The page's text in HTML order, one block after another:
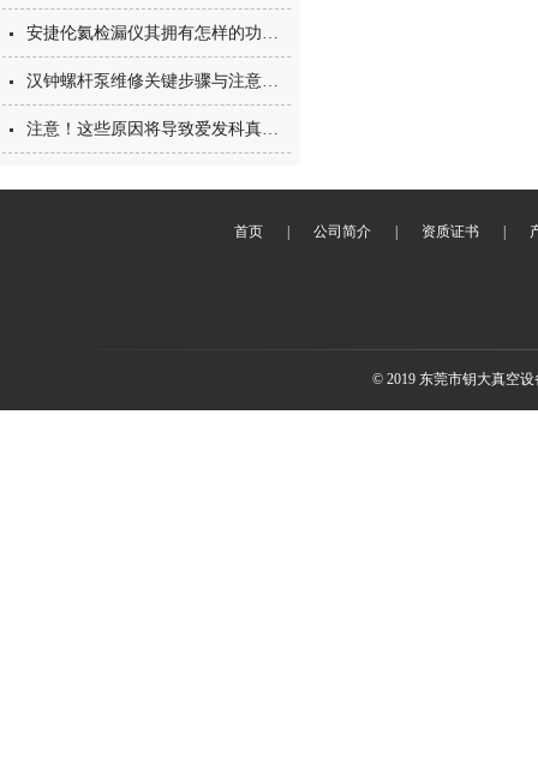
安捷伦氦检漏仪其拥有怎样的功能呢？
汉钟螺杆泵维修关键步骤与注意事项
注意！这些原因将导致爱发科真空泵油失效
首页 公司简介 资质证书
© 2019 东莞市钥大真空